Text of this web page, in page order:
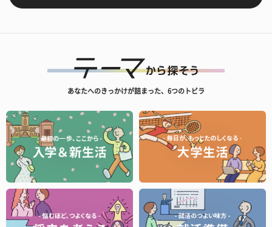
あなたへのきっかけが詰まった、6つのトビラ